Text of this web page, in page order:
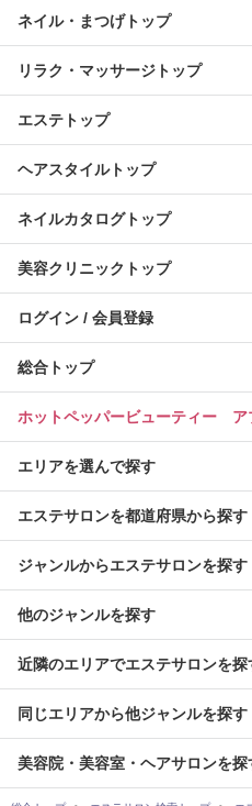
ネイル・まつげトップ
リラク・マッサージトップ
エステトップ
ヘアスタイルトップ
ネイルカタログトップ
美容クリニックトップ
ログイン / 会員登録
総合トップ
ホットペッパービューティー ア
エリアを選んで探す
エステサロンを都道府県から探す
ジャンルからエステサロンを探す
他のジャンルを探す
近隣のエリアでエステサロンを探
同じエリアから他ジャンルを探す
美容院・美容室・ヘアサロンを探